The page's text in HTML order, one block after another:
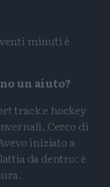
venti minuti è
un aiuto?
track e hockey
Cerco di
iniziato a
da dentro: è